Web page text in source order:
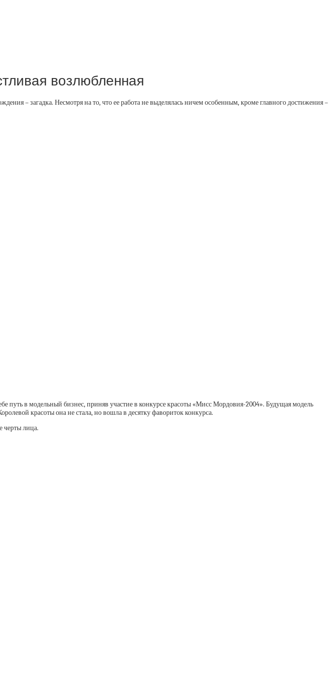
возлюбленная
– загадка. Несмотря на то, что ее работа не выделялась ничем особенным, кроме главного достижения –
путь в модельный бизнес, приняв участие в конкурсе красоты «Мисс Мордовия-2004». Будущая модель
красоты она не стала, но вошла в десятку фавориток конкурса.
черты лица.